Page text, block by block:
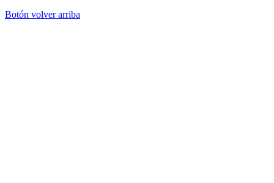
Botón volver arriba